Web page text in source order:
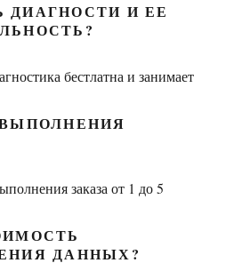
ДИАГНОСТИ И ЕЕ
бестлатна и занимает
заказа от 1 до 5
ДАННЫХ?